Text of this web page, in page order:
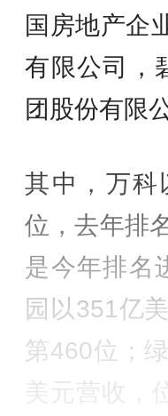
国房地产企
有限公司，
团股份有限
其中，万科
位，去年排
是今年排名
园以351亿
第460位；